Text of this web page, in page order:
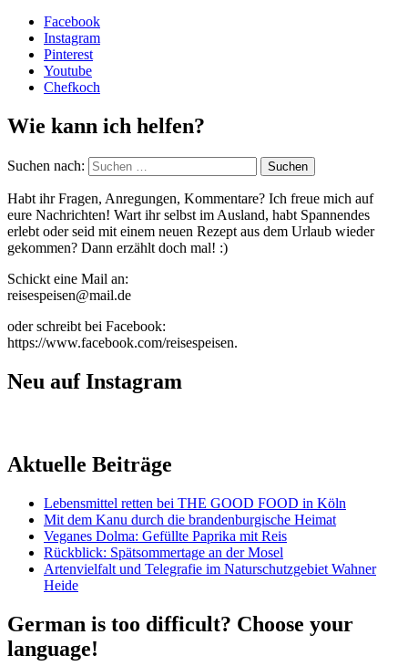
Facebook
Instagram
Pinterest
Youtube
Chefkoch
Wie kann ich helfen?
Suchen nach:
Habt ihr Fragen, Anregungen, Kommentare? Ich freue mich auf
eure Nachrichten! Wart ihr selbst im Ausland, habt Spannendes
erlebt oder seid mit einem neuen Rezept aus dem Urlaub wieder
gekommen? Dann erzählt doch mal! :)
Schickt eine Mail an:
reisespeisen@mail.de
oder schreibt bei Facebook:
https://www.facebook.com/reisespeisen.
Neu auf Instagram
Aktuelle Beiträge
Lebensmittel retten bei THE GOOD FOOD in Köln
Mit dem Kanu durch die brandenburgische Heimat
Veganes Dolma: Gefüllte Paprika mit Reis
Rückblick: Spätsommertage an der Mosel
Artenvielfalt und Telegrafie im Naturschutzgebiet Wahner
Heide
German is too difficult? Choose your
language!